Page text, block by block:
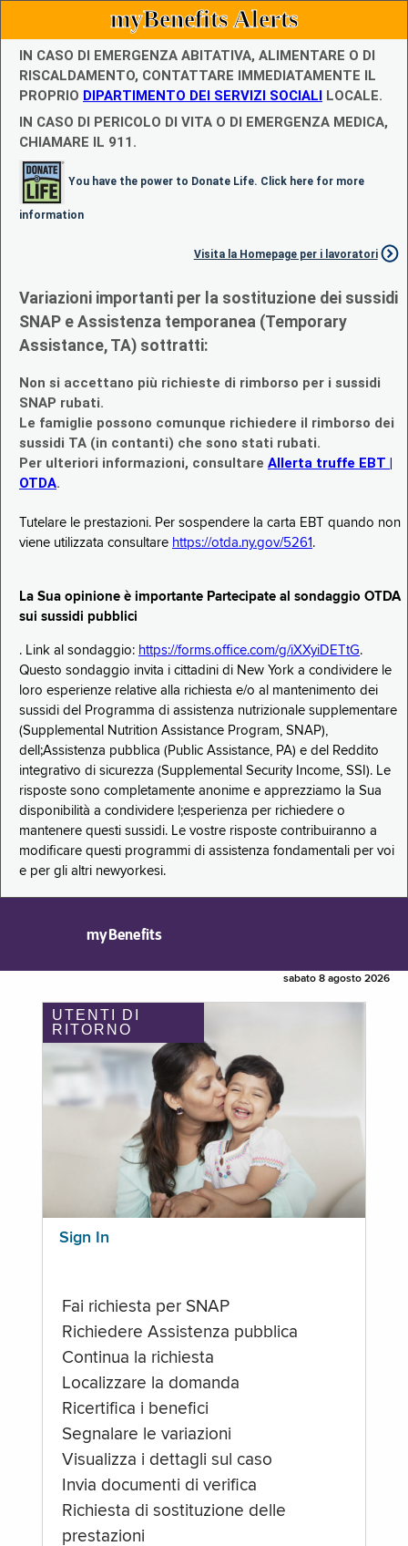
myBenefits Alerts
IN CASO DI EMERGENZA ABITATIVA, ALIMENTARE O DI
RISCALDAMENTO, CONTATTARE IMMEDIATAMENTE IL
PROPRIO DIPARTIMENTO DEI SERVIZI SOCIALI LOCALE.
IN CASO DI PERICOLO DI VITA O DI EMERGENZA MEDICA,
CHIAMARE IL 911.
You have the power to Donate Life. Click here for more
information
Visita la Homepage per i lavoratori
Variazioni importanti per la sostituzione dei sussidi
SNAP e Assistenza temporanea (Temporary
Assistance, TA) sottratti:
Non si accettano più richieste di rimborso per i sussidi
SNAP rubati.
Le famiglie possono comunque richiedere il rimborso dei
sussidi TA (in contanti) che sono stati rubati.
Per ulteriori informazioni, consultare Allerta truffe EBT |
OTDA.
Tutelare le prestazioni. Per sospendere la carta EBT quando non
viene utilizzata consultare https://otda.ny.gov/5261 .
La Sua opinione è importante Partecipate al sondaggio OTDA
sui sussidi pubblici
. Link al sondaggio: https://forms.office.com/g/iXXyiDETtG.
Questo sondaggio invita i cittadini di New York a condividere le
loro esperienze relative alla richiesta e/o al mantenimento dei
sussidi del Programma di assistenza nutrizionale supplementare
(Supplemental Nutrition Assistance Program, SNAP),
dell;Assistenza pubblica (Public Assistance, PA) e del Reddito
integrativo di sicurezza (Supplemental Security Income, SSI). Le
risposte sono completamente anonime e apprezziamo la Sua
disponibilità a condividere l;esperienza per richiedere o
mantenere questi sussidi. Le vostre risposte contribuiranno a
modificare questi programmi di assistenza fondamentali per voi
e per gli altri newyorkesi.
myBenefits
sabato 8 agosto 2026
UTENTI DI
RITORNO
Sign In
Fai richiesta per SNAP
Richiedere Assistenza pubblica
Continua la richiesta
Localizzare la domanda
Ricertifica i benefici
Segnalare le variazioni
Visualizza i dettagli sul caso
Invia documenti di verifica
Richiesta di sostituzione delle
prestazioni